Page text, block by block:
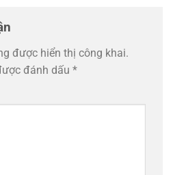
được hiển thị công khai.
đánh dấu *